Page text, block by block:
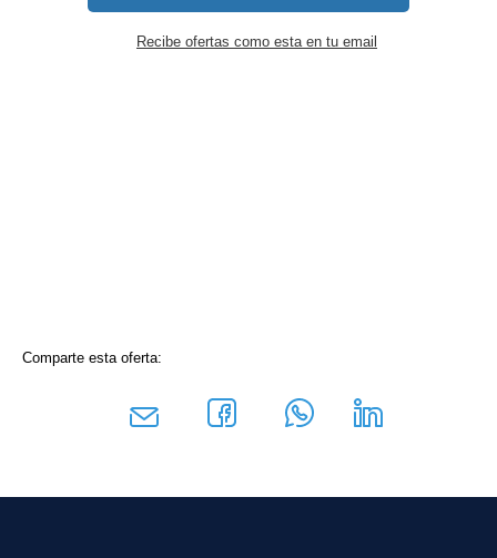
Recibe ofertas como esta en tu email
Comparte esta oferta: